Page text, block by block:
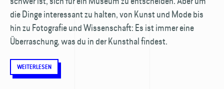
die Dinge interessant zu halten, von Kunst und Mode bis
hin zu Fotografie und Wissenschaft: Es ist immer eine
Über­raschung, was du in der Kunsthal findest.
WEITERLESEN